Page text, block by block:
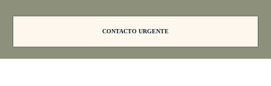
CONTACTO URGENTE